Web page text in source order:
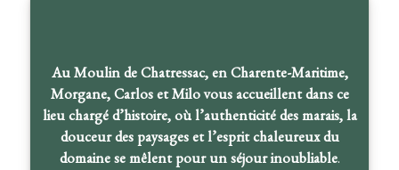
Au Moulin de Chatressac, en Charente-Maritime,
Morgane, Carlos et Milo vous accueillent dans ce
lieu chargé d’histoire, où l’authenticité des marais, la
douceur des paysages et l’esprit chaleureux du
domaine se mêlent pour un séjour inoubliable.